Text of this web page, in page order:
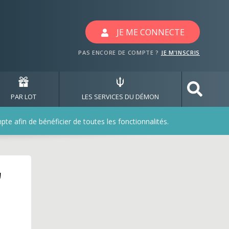
JE ME CONNECTE
PAS ENCORE DE COMPTE ? JE M'INSCRIS
PAR LOT LES SERVICES DU DÉMON
afin de bénéficier de toutes les fonctionnalités.